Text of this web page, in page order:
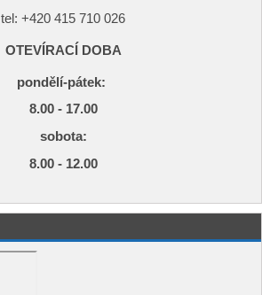
tel: +420 415 710 026
OTEVÍRACÍ DOBA
pondělí-pátek:
8.00 - 17.00
sobota:
8.00 - 12.00